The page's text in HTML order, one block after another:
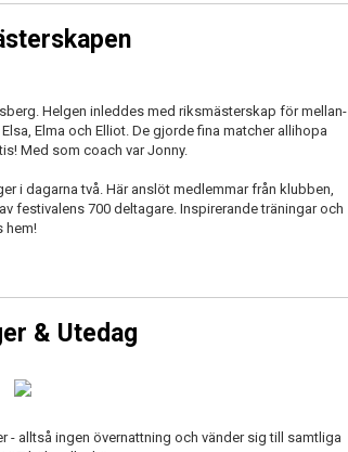
Helgen inleddes med riksmästerskap för mellan-
Elma och Elliot. De gjorde fina matcher allihopa
Med som coach var Jonny.
i dagarna två. Här anslöt medlemmar från klubben,
festivalens 700 deltagare. Inspirerande träningar och
hem!
& Utedag
- alltså ingen övernattning och vänder sig till samtliga